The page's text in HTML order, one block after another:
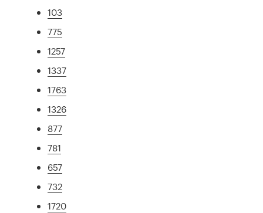
103
775
1257
1337
1763
1326
877
781
657
732
1720